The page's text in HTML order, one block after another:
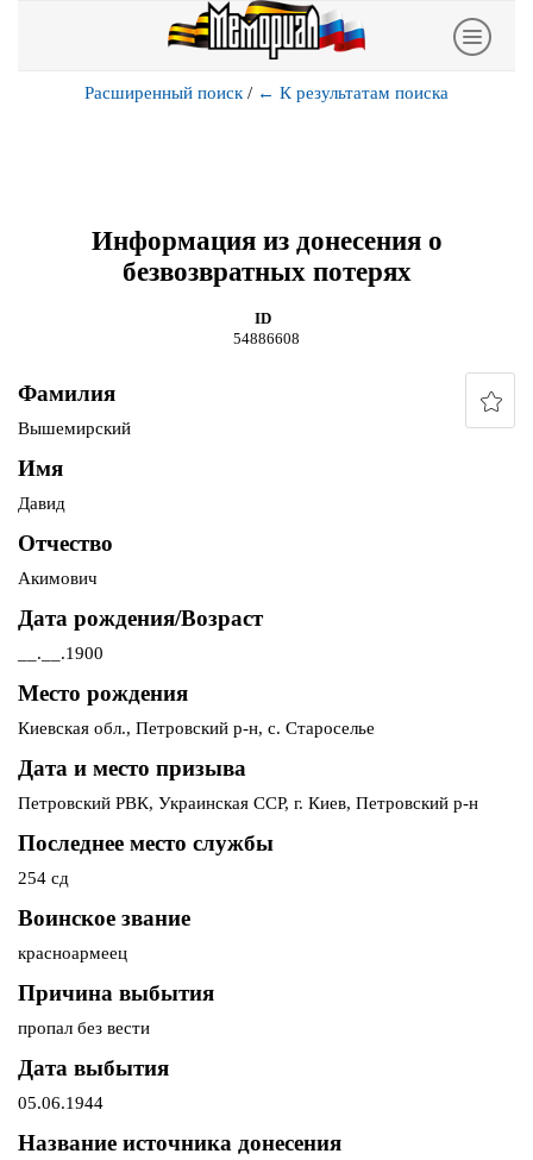
Расширенный поиск / ← К результатам поиска
Информация из донесения о
безвозвратных потерях
ID
54886608
Фамилия
Вышемирский
Имя
Давид
Отчество
Акимович
Дата рождения/Возраст
__.__.1900
Место рождения
Киевская обл., Петровский р-н, с. Староселье
Дата и место призыва
Петровский РВК, Украинская ССР, г. Киев, Петровский р-н
Последнее место службы
254 сд
Воинское звание
красноармеец
Причина выбытия
пропал без вести
Дата выбытия
05.06.1944
Название источника донесения